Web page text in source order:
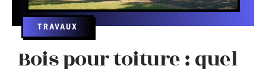
TRAVAUX
Bois pour toiture : quel